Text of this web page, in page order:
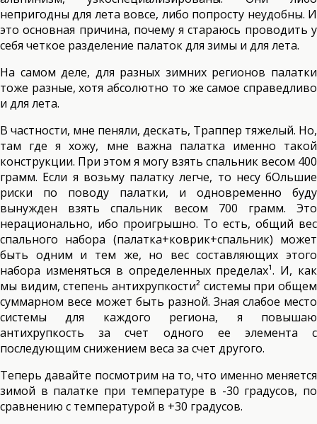
непригодны для лета вовсе, либо попросту неудобны. И
это основная причина, почему я стараюсь проводить у
себя четкое разделение палаток для зимы и для лета.
На самом деле, для разных зимних регионов палатки
тоже разные, хотя абсолютно то же самое справедливо
и для лета.
В частности, мне пеняли, дескать, Траппер тяжелый. Но,
там где я хожу, мне важна палатка именно такой
конструкции. При этом я могу взять спальник весом 400
грамм. Если я возьму палатку легче, то несу бОльшие
риски по поводу палатки, и одновременно буду
вынужден взять спальник весом 700 грамм. Это
нерационально, ибо проигрышно. То есть, общий вес
спального набора (палатка+коврик+спальник) может
быть одним и тем же, но вес составляющих этого
набора изменяться в определенных пределах¹. И, как
мы видим, степень антихрупкости² системы при общем
суммарном весе может быть разной. Зная слабое место
системы для каждого региона, я повышаю
антихрупкость за счет одного ее элемента с
последующим снижением веса за счет другого.
Теперь давайте посмотрим на то, что именно меняется
зимой в палатке при температуре в -30 градусов, по
сравнению с температурой в +30 градусов.